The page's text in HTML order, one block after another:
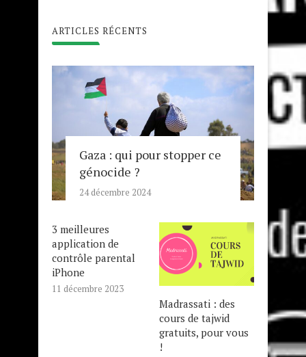
ARTICLES RÉCENTS
Gaza : qui pour stopper ce
génocide ?
24 décembre 2024
3 meilleures
application de
contrôle parental
iPhone
11 décembre 2023
Madrassati : des
cours de tajwid
gratuits, pour vous
!